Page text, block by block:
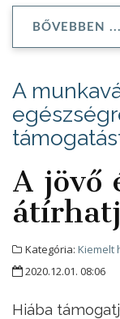
BŐVEBBEN ...
A
A jövő
Kategória: Kiemelt
2020.12.01. 08:06
Hiába